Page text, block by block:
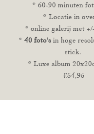
* 60-90 minuten
* Locatie in
* online galerij met
* 40 foto's in hoge
stick.
* Luxe album
€54,95